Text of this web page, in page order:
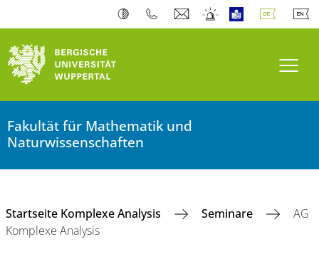
Fakultät für Mathematik und
Naturwissenschaften
Startseite Komplexe Analysis Seminare
AG
Komplexe Analysis